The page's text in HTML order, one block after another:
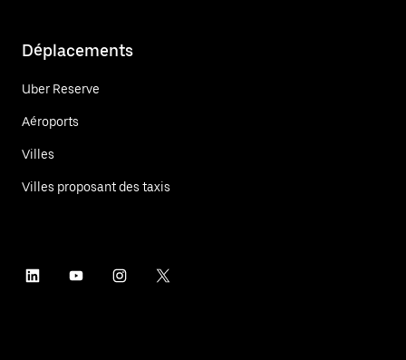
Déplacements
Uber Reserve
Aéroports
Villes
Villes proposant des taxis